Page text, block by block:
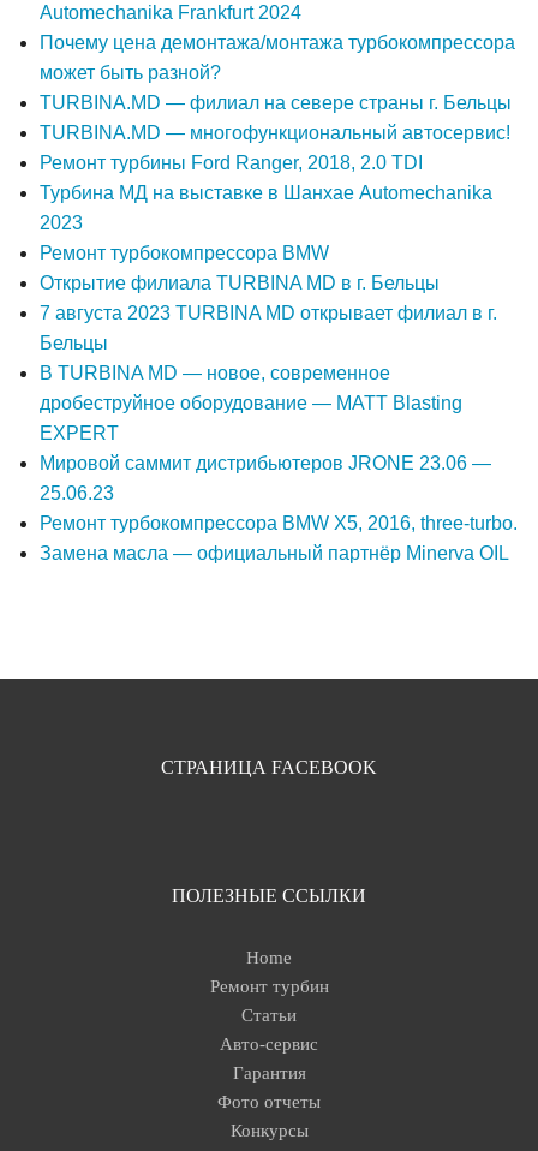
Automechanika Frankfurt 2024
Почему цена демонтажа/монтажа турбокомпрессора
может быть разной?
TURBINA.MD — филиал на севере страны г. Бельцы
TURBINA.MD — многофункциональный автосервис!
Ремонт турбины Ford Ranger, 2018, 2.0 TDI
Турбина МД на выставке в Шанхае Automechanika
2023
Ремонт турбокомпрессора BMW
Открытие филиала TURBINA MD в г. Бельцы
7 августа 2023 TURBINA MD открывает филиал в г.
Бельцы
В TURBINA MD — новое, современное
дробеструйное оборудование — MATT Blasting
EXPERT
Мировой саммит дистрибьютеров JRONE 23.06 —
25.06.23
Ремонт турбокомпрессора BMW X5, 2016, three-turbo.
Замена масла — официальный партнёр Minerva OIL
СТРАНИЦА FACEBOOK
ПОЛЕЗНЫЕ ССЫЛКИ
Home
Ремонт турбин
Статьи
Авто-сервис
Гарантия
Фото отчеты
Конкурсы